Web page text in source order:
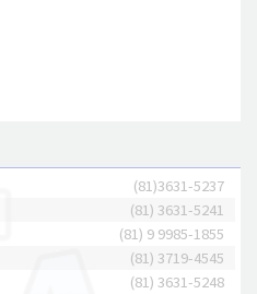
(81)3631-5237
(81) 3631-5241
(81) 9 9985-1855
(81) 3719-4545
(81) 3631-5248